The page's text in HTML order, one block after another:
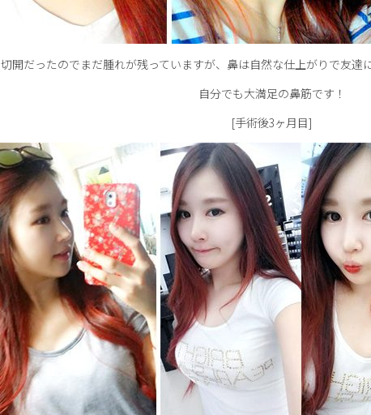
切開だったのでまだ腫れが残っていますが、鼻は自然な仕上がりで友達
自分でも大満足の鼻筋です！
[手術後3ヶ月目]